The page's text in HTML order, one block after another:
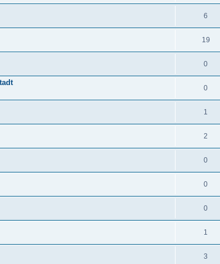
6
19
0
0
1
2
0
0
0
1
3